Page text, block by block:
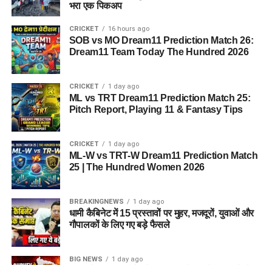
भरा एक पिकअप
CRICKET 16 hours ago
SOB vs MO Dream11 Prediction Match 26:
Dream11 Team Today The Hundred 2026
CRICKET 1 day ago
ML vs TRT Dream11 Prediction Match 25:
Pitch Report, Playing 11 & Fantasy Tips
CRICKET 1 day ago
ML-W vs TRT-W Dream11 Prediction Match
25 | The Hundred Women 2026
BREAKINGNEWS 1 day ago
धामी कैबिनेट में 15 प्रस्तावों पर मुहर, मजदूरों, युवाओं और
गौपालकों के लिए गए बड़े फैसले
BIG NEWS 1 day ago